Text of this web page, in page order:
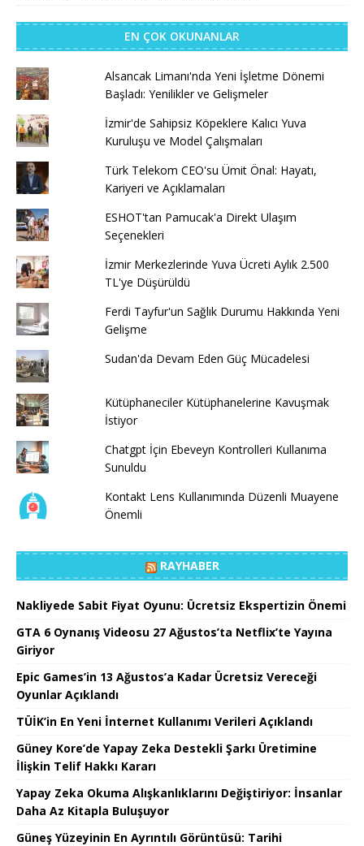
EN ÇOK OKUNANLAR
Alsancak Limanı'nda Yeni İşletme Dönemi
Başladı: Yenilikler ve Gelişmeler
İzmir'de Sahipsiz Köpeklere Kalıcı Yuva
Kuruluşu ve Model Çalışmaları
Türk Telekom CEO'su Ümit Önal: Hayatı,
Kariyeri ve Açıklamaları
ESHOT'tan Pamucak'a Direkt Ulaşım
Seçenekleri
İzmir Merkezlerinde Yuva Ücreti Aylık 2.500
TL'ye Düşürüldü
Ferdi Tayfur'un Sağlık Durumu Hakkında Yeni
Gelişme
Sudan'da Devam Eden Güç Mücadelesi
Kütüphaneciler Kütüphanelerine Kavuşmak
İstiyor
Chatgpt İçin Ebeveyn Kontrolleri Kullanıma
Sunuldu
Kontakt Lens Kullanımında Düzenli Muayene
Önemli
RAYHABER
Nakliyede Sabit Fiyat Oyunu: Ücretsiz Ekspertizin Önemi
GTA 6 Oynanış Videosu 27 Ağustos’ta Netflix’te Yayına
Giriyor
Epic Games’in 13 Ağustos’a Kadar Ücretsiz Vereceği
Oyunlar Açıklandı
TÜİK’in En Yeni İnternet Kullanımı Verileri Açıklandı
Güney Kore’de Yapay Zeka Destekli Şarkı Üretimine
İlişkin Telif Hakkı Kararı
Yapay Zeka Okuma Alışkanlıklarını Değiştiriyor: İnsanlar
Daha Az Kitapla Buluşuyor
Güneş Yüzeyinin En Ayrıntılı Görüntüsü: Tarihi